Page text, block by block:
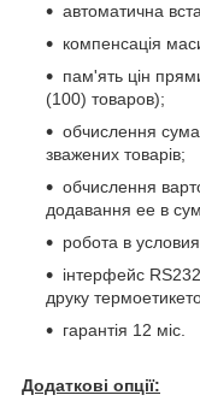
автоматична
компенсація
пам'ять цін
(100) товаров);
обчислення
зважених товарів;
обчислення
додавання ее в
робота в
інтерфейс
друку
гарантія 12 міс.
Додаткові опції: